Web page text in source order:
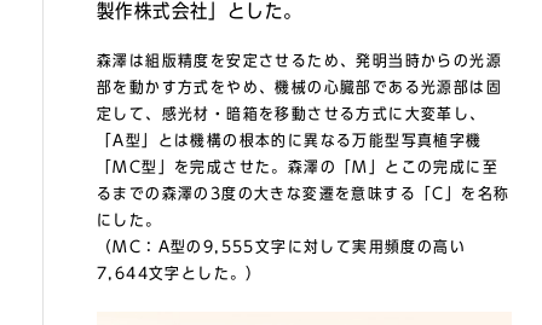
製作株式会社」とした。
森澤は組版精度を安定させるため、発明当時からの光源
部を動かす方式をやめ、機械の心臓部である光源部は固
定して、感光材・暗箱を移動させる方式に大変革し、
「A型」とは機構の根本的に異なる万能型写真植字機
「MC型」を完成させた。森澤の「M」とこの完成に至
るまでの森澤の3度の大きな変遷を意味する「C」を名称
にした。
（MC：A型の9,555⽂字に対して実⽤頻度の⾼い
7,644⽂字とした。）